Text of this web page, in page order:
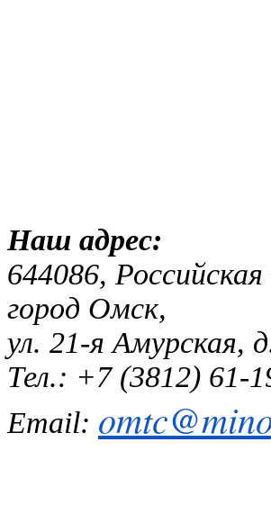
Наш
644086,
город Омск,
ул. 21-я Амурская,
Тел.: +7 (3812) 61-
Email: